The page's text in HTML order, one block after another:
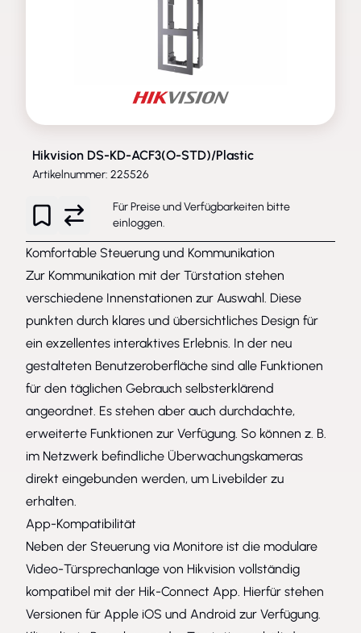
Hikvision DS-KD-ACF3(O-STD)/Plastic
Artikelnummer: 225526
Für Preise und Verfügbarkeiten bitte
einloggen.
Komfortable Steuerung und Kommunikation
Zur Kommunikation mit der Türstation stehen
verschiedene Innenstationen zur Auswahl. Diese
punkten durch klares und übersichtliches Design für
ein exzellentes interaktives Erlebnis. In der neu
gestalteten Benutzeroberfläche sind alle Funktionen
für den täglichen Gebrauch selbsterklärend
angeordnet. Es stehen aber auch durchdachte,
erweiterte Funktionen zur Verfügung. So können z. B.
im Netzwerk befindliche Überwachungskameras
direkt eingebunden werden, um Livebilder zu
erhalten.
App-Kompatibilität
Neben der Steuerung via Monitore ist die modulare
Video-Türsprechanlage von Hikvision vollständig
kompatibel mit der Hik-Connect App. Hierfür stehen
Versionen für Apple iOS und Android zur Verfügung.